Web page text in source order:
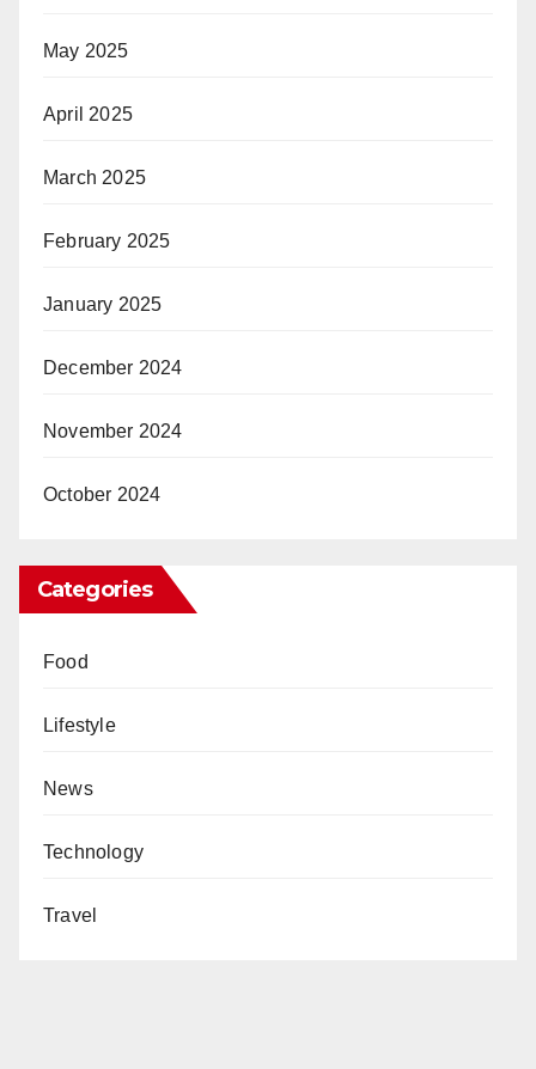
May 2025
April 2025
March 2025
February 2025
January 2025
December 2024
November 2024
October 2024
Categories
Food
Lifestyle
News
Technology
Travel